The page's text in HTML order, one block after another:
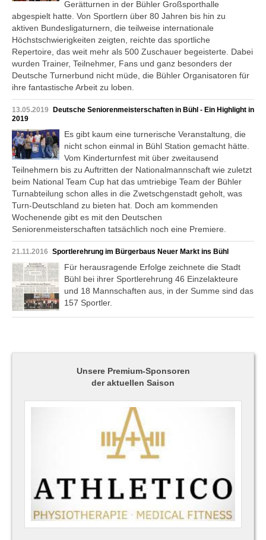
Gerätturnen in der Bühler Großsporthalle
abgespielt hatte. Von Sportlern über 80 Jahren bis hin zu
aktiven Bundesligaturnern, die teilweise internationale
Höchstschwierigkeiten zeigten, reichte das sportliche
Repertoire, das weit mehr als 500 Zuschauer begeisterte. Dabei
wurden Trainer, Teilnehmer, Fans und ganz besonders der
Deutsche Turnerbund nicht müde, die Bühler Organisatoren für
ihre fantastische Arbeit zu loben.
13.05.2019
Deutsche Seniorenmeisterschaften in Bühl - Ein Highlight in
2019
Es gibt kaum eine turnerische Veranstaltung, die
nicht schon einmal in Bühl Station gemacht hätte.
Vom Kinderturnfest mit über zweitausend
Teilnehmern bis zu Auftritten der Nationalmannschaft wie zuletzt
beim National Team Cup hat das umtriebige Team der Bühler
Turnabteilung schon alles in die Zwetschgenstadt geholt, was
Turn-Deutschland zu bieten hat. Doch am kommenden
Wochenende gibt es mit den Deutschen
Seniorenmeisterschaften tatsächlich noch eine Premiere.
21.11.2016 Sportlerehrung im Bürgerbaus Neuer Markt ins Bühl
Für herausragende Erfolge zeichnete die Stadt
Bühl bei ihrer Sportlerehrung 46 Einzelakteure
und 18 Mannschaften aus, in der Summe sind das
157 Sportler.
Unsere Premium-Sponsoren
der aktuellen Saison